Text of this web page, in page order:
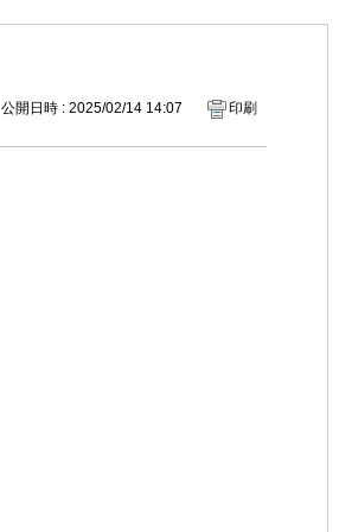
公開日時 : 2025/02/14 14:07 印刷